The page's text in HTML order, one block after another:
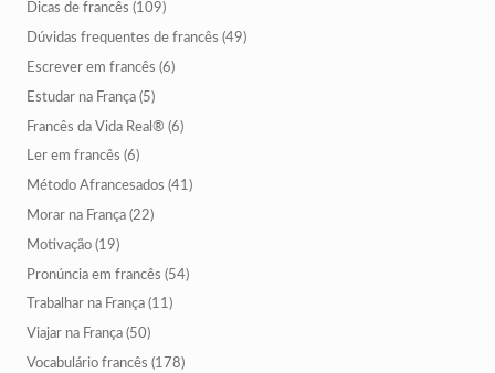
Dicas de francês (109)
Dúvidas frequentes de francês (49)
Escrever em francês (6)
Estudar na França (5)
Francês da Vida Real® (6)
Ler em francês (6)
Método Afrancesados (41)
Morar na França (22)
Motivação (19)
Pronúncia em francês (54)
Trabalhar na França (11)
Viajar na França (50)
Vocabulário francês (178)